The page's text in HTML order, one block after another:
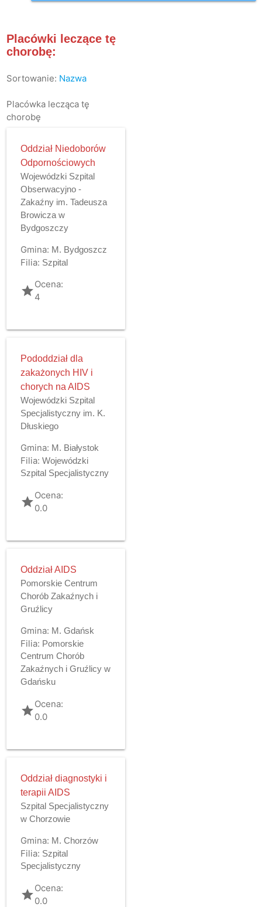
Placówki leczące tę
chorobę:
Sortowanie: Nazwa
Placówka lecząca tę
chorobę
Oddział Niedoborów
Odpornościowych
Wojewódzki Szpital
Obserwacyjno -
Zakaźny im. Tadeusza
Browicza w
Bydgoszczy
Gmina: M. Bydgoszcz
Filia: Szpital
gradeOcena:
4
Pododdział dla
zakażonych HIV i
chorych na AIDS
Wojewódzki Szpital
Specjalistyczny im. K.
Dłuskiego
Gmina: M. Białystok
Filia: Wojewódzki
Szpital Specjalistyczny
gradeOcena:
0.0
Oddział AIDS
Pomorskie Centrum
Chorób Zakaźnych i
Gruźlicy
Gmina: M. Gdańsk
Filia: Pomorskie
Centrum Chorób
Zakaźnych i Gruźlicy w
Gdańsku
gradeOcena:
0.0
Oddział diagnostyki i
terapii AIDS
Szpital Specjalistyczny
w Chorzowie
Gmina: M. Chorzów
Filia: Szpital
Specjalistyczny
gradeOcena:
0.0